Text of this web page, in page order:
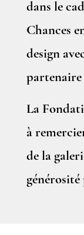
dans le
Chances
design
partenaire
La
à
de la